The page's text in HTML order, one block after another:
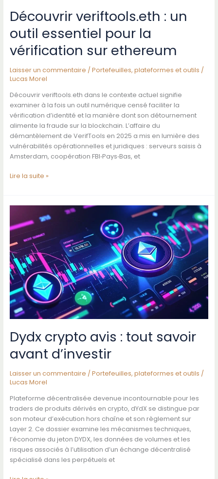
Découvrir veriftools.eth : un
outil essentiel pour la
vérification sur ethereum
Laisser un commentaire / Portefeuilles, plateformes et outils /
Lucas Morel
Découvrir veriftools.eth dans le contexte actuel signifie
examiner à la fois un outil numérique censé faciliter la
vérification d’identité et la manière dont son détournement
alimente la fraude sur la blockchain. L’affaire du
démantèlement de VerifTools en 2025 a mis en lumière des
vulnérabilités opérationnelles et juridiques : serveurs saisis à
Amsterdam, coopération FBI‑Pays‑Bas, et
Découvrir
un
essentiel
pour
la
vérification
sur
ethereum
Lire la suite »
Dydx crypto avis : tout savoir
avant d’investir
Laisser un commentaire / Portefeuilles, plateformes et outils /
Lucas Morel
Plateforme décentralisée devenue incontournable pour les
traders de produits dérivés en crypto, dYdX se distingue par
son moteur d’exécution hors chaîne et son règlement sur
Layer 2. Ce dossier examine les mécanismes techniques,
l’économie du jeton DYDX, les données de volumes et les
risques associés à l’utilisation d’un échange décentralisé
spécialisé dans les perpétuels et